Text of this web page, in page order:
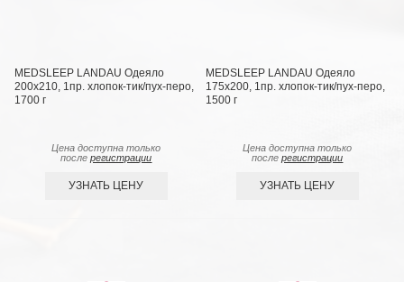
MEDSLEEP LANDAU Одеяло
200х210, 1пр. хлопок-тик/пух-перо,
1700 г
Цена доступна только
послерегистрации
УЗНАТЬ ЦЕНУ
MEDSLEEP LANDAU Одеяло
175х200, 1пр. хлопок-тик/пух-перо,
1500 г
Цена доступна только
послерегистрации
УЗНАТЬ ЦЕНУ